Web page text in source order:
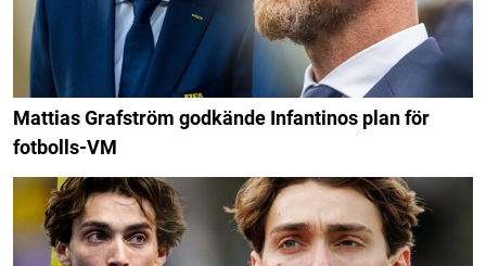
Mattias Grafström godkände Infantinos plan för
fotbolls-VM